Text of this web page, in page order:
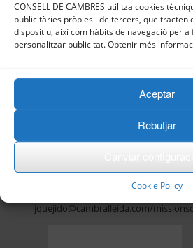
CONSELL DE CAMBRES utilitza cookies
publicitàries pròpies i de tercers, que tracten
dispositiu, així com hàbits de navegació per
personalitzar publicitat. Obtenir més
Aceptar
Rebutjar
Cookie Policy
dels
productes i
serveis
catalans als
objectiu.
jquejido@cambralleida.com/